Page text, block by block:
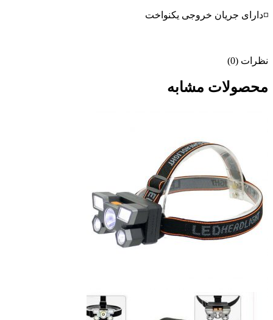
◽دارای جریان خروجی یکنواخت
نظرات (0)
محصولات مشابه